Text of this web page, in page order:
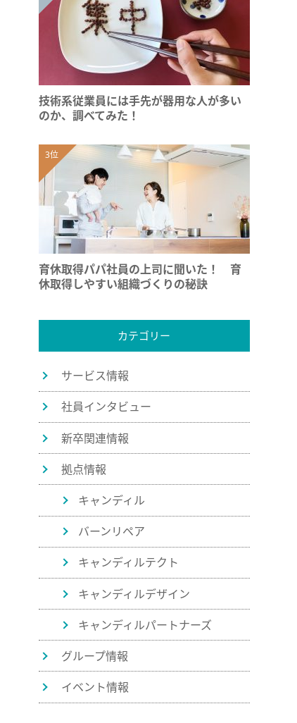
技術系従業員には手先が器用な人が多い
のか、調べてみた！
育休取得パパ社員の上司に聞いた！ 育
休取得しやすい組織づくりの秘訣
カテゴリー
サービス情報
社員インタビュー
新卒関連情報
拠点情報
キャンディル
バーンリペア
キャンディルテクト
キャンディルデザイン
キャンディルパートナーズ
グループ情報
イベント情報